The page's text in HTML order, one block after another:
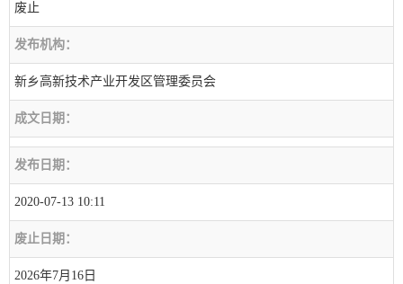
废止
发布机构：
新乡高新技术产业开发区管理委员会
成文日期：
发布日期：
2020-07-13 10:11
废止日期：
2026年7月16日